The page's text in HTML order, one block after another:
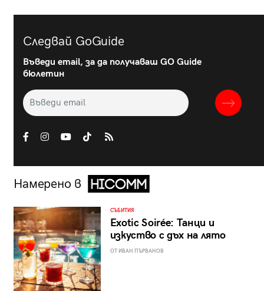
Следвай GoGuide
Въведи email, за да получаваш GO Guide
бюлетин
Намерено в
СЪБИТИЯ
Exotic Soirée: Танци и
изкуство с дъх на лято
ОТ ИВАН ПЪРВАНОВ